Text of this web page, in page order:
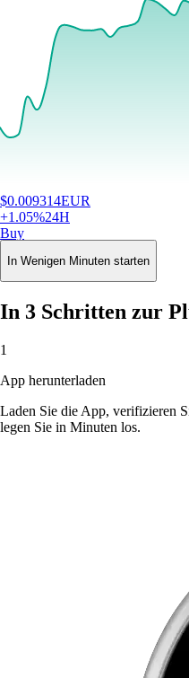
$0.009314EUR
+1.05%24H
Buy
In Wenigen Minuten starten
In 3 Schritten zur
1
App herunterladen
Laden Sie die App, verifizieren
legen Sie in Minuten los.